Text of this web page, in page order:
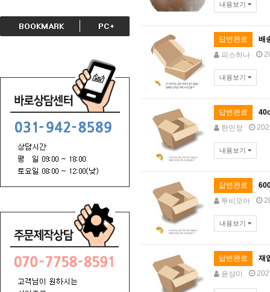
내용보기
답변완료
배
피스하나
내용보기
답변완료
한민정
내용보기
답변완료
투비모아
내용보기
답변완료
재
윤상미